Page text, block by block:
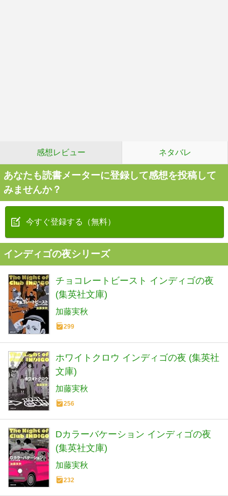
感想レビュー ネタバレ
あなたも読書メーターに登録して感想を投稿して
みませんか？
今すぐ登録する（無料）
インディゴの夜シリーズ
チョコレートビースト インディゴの夜
(集英社文庫)
加藤実秋
299
ホワイトクロウ インディゴの夜 (集英社
文庫)
加藤実秋
256
Dカラーバケーション インディゴの夜
(集英社文庫)
加藤実秋
232